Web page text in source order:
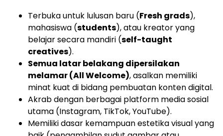
Terbuka untuk lulusan baru (Fresh grads),
mahasiswa (students), atau kreator yang
belajar secara mandiri (self-taught
creatives).
Semua latar belakang dipersilakan
melamar (All Welcome), asalkan memiliki
minat kuat di bidang pembuatan konten digital.
Akrab dengan berbagai platform media sosial
utama (Instagram, TikTok, YouTube).
Memiliki dasar kemampuan estetika visual yang